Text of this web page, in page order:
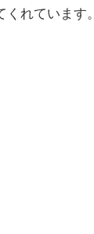
れています。